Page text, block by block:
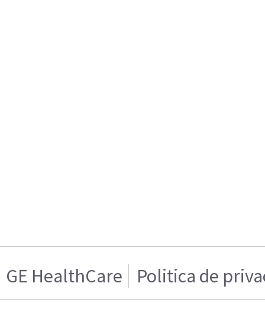
GE HealthCare Politica de